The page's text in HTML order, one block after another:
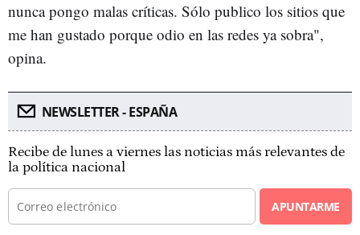
nunca pongo malas críticas. Sólo publico los sitios que
me han gustado porque odio en las redes ya sobra",
opina.
NEWSLETTER - ESPAÑA
Recibe de lunes a viernes las noticias más relevantes de
la política nacional
APUNTARME